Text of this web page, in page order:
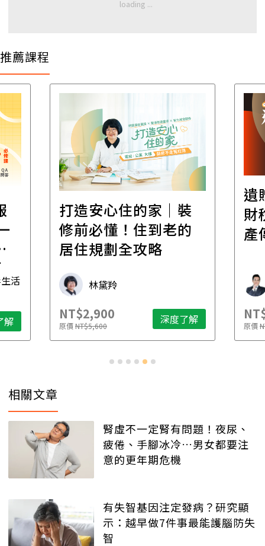
推薦課程
活
解
打造安心住的家｜裝
修前必懂！住到老的
居住規劃全攻略
林黛羚
NT$2,900
原價NT$5,600 深度了解
遺
財
產
原價
相關文章
腎虛不一定腎有問題！夜尿、
疲倦、手腳冰冷…男女都要注
意的更年期危機
有失智基因注定發病？研究顯
示：越早做7件事最能護腦防失
智